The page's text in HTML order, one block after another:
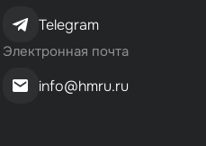
Telegram
Электронная почта
info@hmru.ru